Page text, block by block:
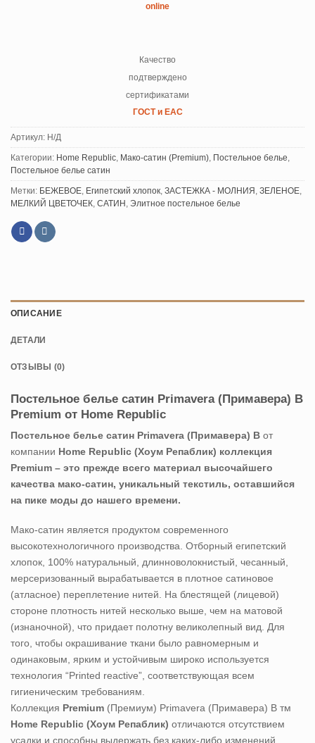
online
Качество
подтверждено
сертификатами
ГОСТ и ЕАС
Артикул: Н/Д
Категории: Home Republic Мако-сатин (Premium) Постельное белье
Постельное белье сатин
Метки: БЕЖЕВОЕ Египетский хлопок ЗАСТЕЖКА - МОЛНИЯ ЗЕЛЕНОЕ
МЕЛКИЙ ЦВЕТОЧЕК САТИН Элитное постельное белье
ОПИСАНИЕ
ДЕТАЛИ
ОТЗЫВЫ (0)
Постельное белье сатин Primavera (Примавера) B
Premium от Home Republic
Постельное белье сатин Primavera (Примавера) B от
компании Home Republic (Хоум Репаблик) коллекция
Premium – это прежде всего материал высочайшего
качества мако-сатин, уникальный текстиль, оставшийся
на пике моды до нашего времени.
Мако-сатин является продуктом современного
высокотехнологичного производства. Отборный египетский
хлопок, 100% натуральный, длинноволокнистый, чесанный,
мерсеризованный вырабатывается в плотное сатиновое
(атласное) переплетение нитей. На блестящей (лицевой)
стороне плотность нитей несколько выше, чем на матовой
(изнаночной), что придает полотну великолепный вид. Для
того, чтобы окрашивание ткани было равномерным и
одинаковым, ярким и устойчивым широко используется
технология “Printed reactive”, соответствующая всем
гигиеническим требованиям.
Коллекция Premium (Премиум) Primavera (Примавера) B тм
Home Republic (Хоум Репаблик) отличаются отсутствием
усадки и способны выдержать без каких-либо изменений